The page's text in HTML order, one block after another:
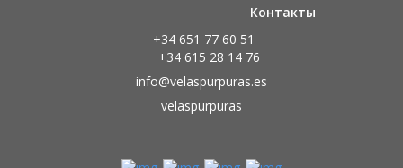
Контакты
+34 651 77 60 51
+34 615 28 14 76
info@velaspurpuras.es
velaspurpuras